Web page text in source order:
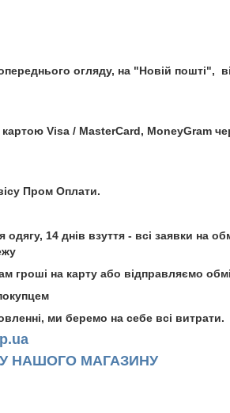
огляду, на "Новій пошті",
Visa / MasterCard, MoneyGram
Пром Оплати.
14 днів взуття - всі заявки на
гроші на карту або відправляємо
ми беремо на себе всі витрати.
НАШОГО МАГАЗИНУ